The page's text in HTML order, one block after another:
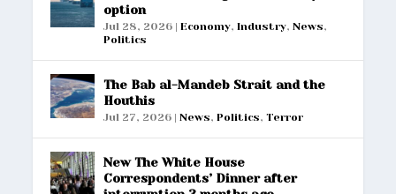
option
Jul 28, 2026 |Economy,Industry,News,
Politics
The Bab al-Mandeb Strait and the
Houthis
Jul 27, 2026 |News,Politics,Terror
New The White House
Correspondents’ Dinner after